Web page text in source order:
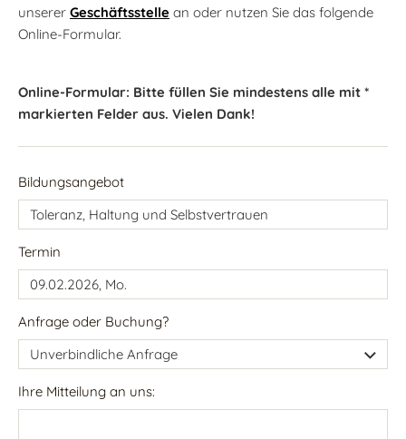
unserer Geschäftsstelle an oder nutzen Sie das folgende
Online-Formular.
Online-Formular: Bitte füllen Sie mindestens alle mit *
markierten Felder aus. Vielen Dank!
Bildungsangebot
Termin
Anfrage oder Buchung?
Ihre Mitteilung an uns: